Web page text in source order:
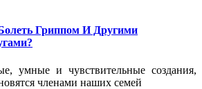
Гриппом И Другими
умные и чувствительные создания,
членами наших семей